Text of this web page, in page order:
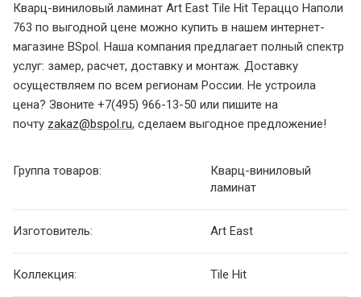
Кварц-виниловый ламинат Art East Tile Hit Тераццо Наполи
763 по выгодной цене можно купить в нашем интернет-
магазине BSpol. Наша компания предлагает полный спектр
услуг: замер, расчет, доставку и монтаж. Доставку
осуществляем по всем регионам России. Не устроила
цена? Звоните +7(495) 966-13-50 или пишите на
почту zakaz@bspol.ru, сделаем выгодное предложение!
Группа товаров:
Кварц-виниловый
ламинат
Изготовитель: Art East
Коллекция: Tile Hit